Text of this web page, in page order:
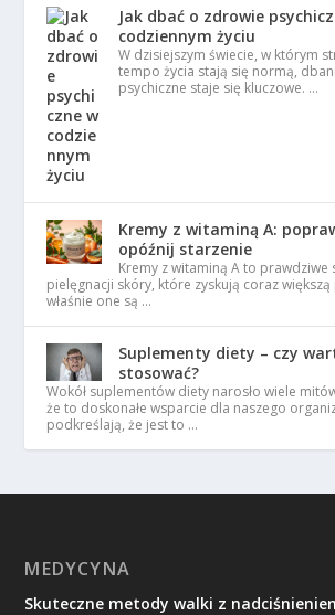
Jak dbać o zdrowie
codziennym życiu
W dzisiejszym świecie, w którym
tempo życia stają się normą,
psychiczne staje się kluczowe. …
Kremy z witaminą A:
opóźnij starzenie
Kremy z witaminą A to prawdziwe
pielęgnacji skóry, które zyskują coraz
właśnie one są …
Suplementy diety – czy
stosować?
Wokół suplementów diety narosło wiele
że to doskonałe wsparcie dla naszego
podkreślają, że jest to …
MEDYCYNA
Skuteczne metody walki z